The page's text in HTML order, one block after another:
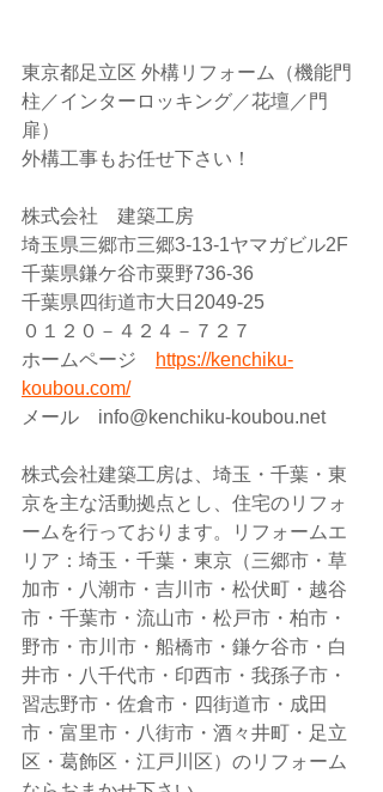
東京都足立区 外構リフォーム（機能門
柱／インターロッキング／花壇／門
扉）
外構工事もお任せ下さい！
株式会社　建築工房
埼玉県三郷市三郷3-13-1ヤマガビル2F
千葉県鎌ケ谷市粟野736-36
千葉県四街道市大日2049-25
０１２０－４２４－７２７
ホームページ
https://kenchiku-
koubou.com/
メール　info@kenchiku-koubou.net
株式会社建築工房は、埼玉・千葉・東
京を主な活動拠点とし、住宅のリフォ
ームを行っております。リフォームエ
リア：埼玉・千葉・東京（三郷市・草
加市・八潮市・吉川市・松伏町・越谷
市・千葉市・流山市・松戸市・柏市・
野市・市川市・船橋市・鎌ケ谷市・白
井市・八千代市・印西市・我孫子市・
習志野市・佐倉市・四街道市・成田
市・富里市・八街市・酒々井町・足立
区・葛飾区・江戸川区）のリフォーム